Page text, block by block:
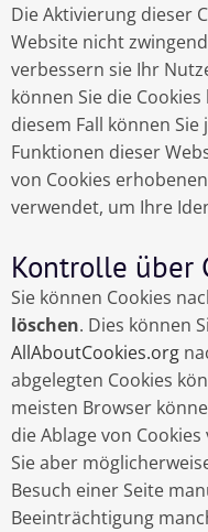
Die Aktivierung dieser
Website nicht
verbessern sie Ihr
können Sie die
diesem Fall können
Funktionen dieser
von Cookies
verwendet, um Ihre
Kontrolle über
Sie können Cookies
löschen. Dies können
AllAboutCookies.org
abgelegten Cookies
meisten Browser
die Ablage von
Sie aber
Besuch einer Seite
Beeinträchtigung